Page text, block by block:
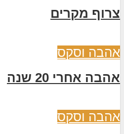
צרוף מקרים
אהבה וסקס
אהבה אחרי 20 שנה
אהבה וסקס